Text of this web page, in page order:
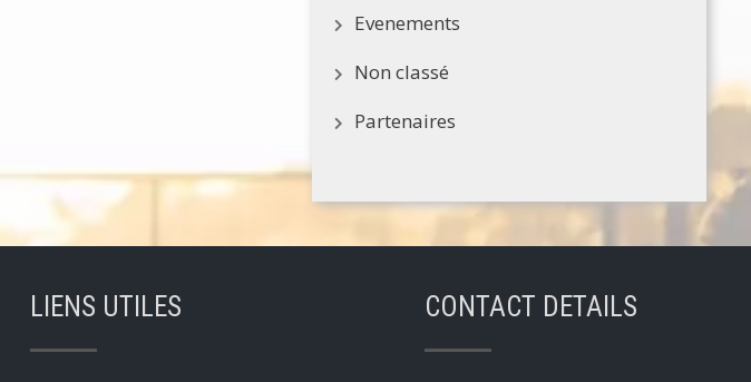
Evenements
Non classé
Partenaires
LIENS UTILES CONTACT DETAILS